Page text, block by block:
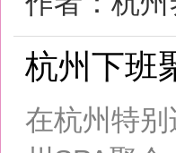
作者：杭州
杭州西溪湿
杭州最适合高
地。这里不像